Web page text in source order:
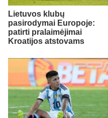
Lietuvos klubų
pasirodymai Europoje:
patirti pralaimėjimai
Kroatijos atstovams